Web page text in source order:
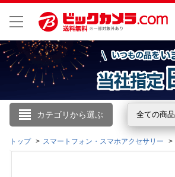
カテゴリから選ぶ 全ての商品
こんにちは
ログイン
トップ スマートフォン・スマホアクセサリー